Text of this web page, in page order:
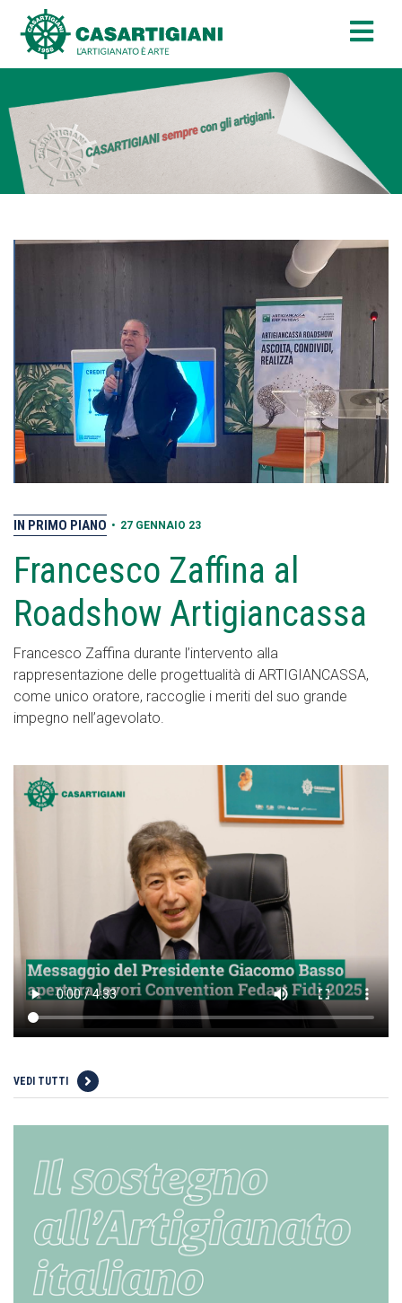
IN PRIMO PIANO • 27 GENNAIO 23
Francesco Zaffina al
Roadshow Artigiancassa
Francesco Zaffina durante l’intervento alla
rappresentazione delle progettualità di ARTIGIANCASSA,
come unico oratore, raccoglie i meriti del suo grande
impegno nell’agevolato.
VEDI TUTTI